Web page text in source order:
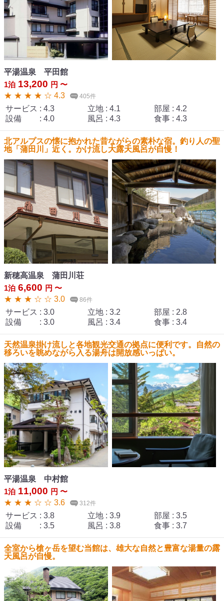
平湯温泉 平田館
1泊 13,200 円 〜
★ ★ ★ ★ ☆ 4.3
405件
サービス : 4.3 立地 : 4.1 部屋 : 4.2
設備
: 4.0 風呂 : 4.3 食事 : 4.3
北アルプスの懐に抱かれた昔ながらの素朴な宿。釣り人の聖
地「蒲田川」近く。かけ流し大露天風呂が自慢！
新穂高温泉 蒲田川荘
1泊 6,600 円 〜
★ ★ ★ ☆ ☆ 3.0
86件
サービス : 3.0 立地 : 3.2 部屋 : 2.8
設備
: 3.0 風呂 : 3.4 食事 : 3.4
天然温泉掛け流しと各地観光交通の拠点に便利です。自然の
移ろいを眺めながら入る湯舟は開放感いっぱい。
平湯温泉 中村館
1泊 11,000 円 〜
★ ★ ★ ☆ ☆ 3.6
312件
サービス : 3.8 立地 : 3.9 部屋 : 3.5
設備
: 3.5 風呂 : 3.8 食事 : 3.7
全室から槍ヶ岳を望む当館は、雄大な自然と豊富な湯量の露
天風呂が自慢。